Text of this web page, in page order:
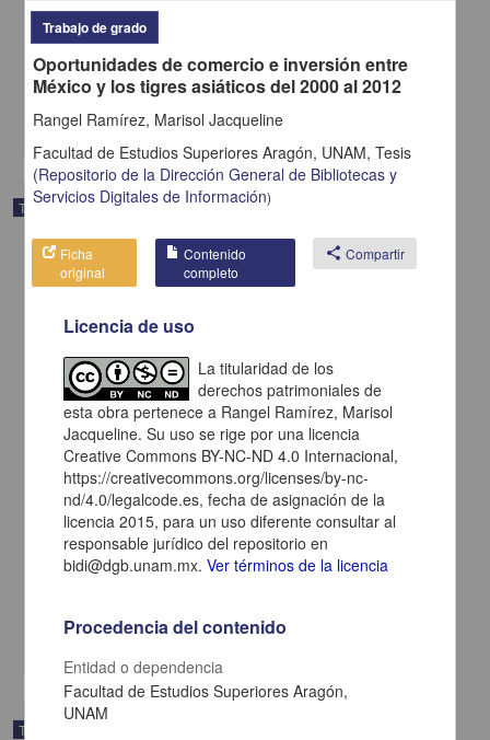
El pensamiento político de Luis Donaldo Colosio Murrieta
Solis García, Dana Yanahensi
2015
Ciencias Sociales y Económicas
Trabajo de grado
Oportunidades de comercio e inversión entre México y los tigres
asiáticos del 2000 al 2012
Rangel Ramírez, Marisol Jacqueline
Trabajo de grado
Trabajo de grado
Oportunidades de comercio e inversión entre
México y los tigres asiáticos del 2000 al 2012
Rangel Ramírez, Marisol Jacqueline
Facultad de Estudios Superiores Aragón, UNAM, Tesis
(Repositorio de la Dirección General de Bibliotecas y
Servicios Digitales de Información)
Ficha
original
Contenido
completo
share Compartir
Licencia de uso
La titularidad de los
derechos patrimoniales de
esta obra pertenece a Rangel Ramírez, Marisol
Jacqueline. Su uso se rige por una licencia
Creative Commons BY-NC-ND 4.0 Internacional,
https://creativecommons.org/licenses/by-nc-
nd/4.0/legalcode.es, fecha de asignación de la
licencia 2015, para un uso diferente consultar al
responsable jurídico del repositorio en
bidi@dgb.unam.mx.Ver términos de la licencia
Procedencia del contenido
Entidad o dependencia
Facultad de Estudios Superiores Aragón,
UNAM